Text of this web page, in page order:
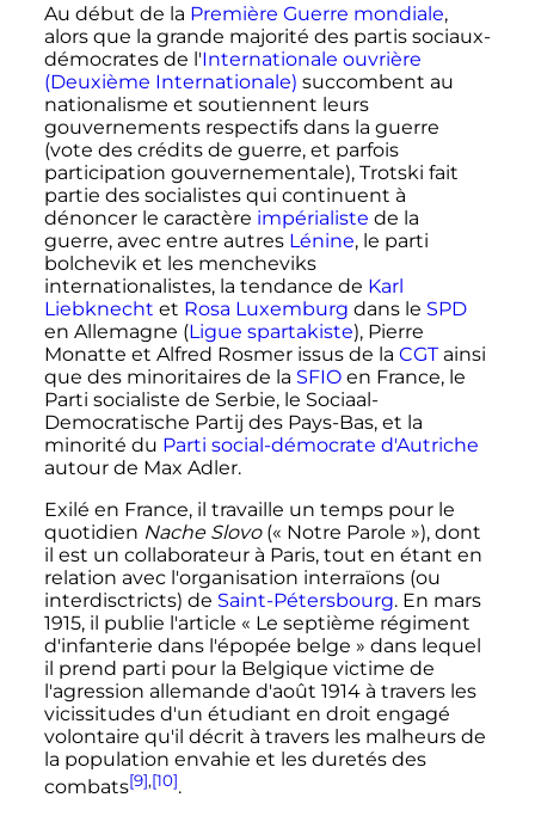
Au début de la Première Guerre mondiale,
alors que la grande majorité des partis sociaux-
démocrates de l'Internationale ouvrière
(Deuxième Internationale) succombent au
nationalisme et soutiennent leurs
gouvernements respectifs dans la guerre
(vote des crédits de guerre, et parfois
participation gouvernementale), Trotski fait
partie des socialistes qui continuent à
dénoncer le caractère impérialiste de la
guerre, avec entre autres Lénine, le parti
bolchevik et les mencheviks
internationalistes, la tendance de Karl
Liebknecht et Rosa Luxemburg dans le SPD
en Allemagne (Ligue spartakiste), Pierre
Monatte et Alfred Rosmer issus de la CGTainsi
que des minoritaires de la SFIOen France, le
Parti socialiste de Serbie, le Sociaal-
Democratische Partij des Pays-Bas, et la
minorité du Parti social-démocrate d'Autriche
autour de Max Adler.
Exilé en France, il travaille un temps pour le
quotidien Nache Slovo(« Notre Parole »), dont
il est un collaborateur à Paris, tout en étant en
relation avec l'organisation interraïons (ou
interdisctricts) de Saint-Pétersbourg. En mars
1915, il publie l'article « Le septième régiment
d'infanterie dans l'épopée belge » dans lequel
il prend parti pour la Belgique victime de
l'agression allemande d'août 1914à travers les
vicissitudes d'un étudiant en droit engagé
volontaire qu'il décrit à travers les malheurs de
la population envahie et les duretés des
combats[9],[10].